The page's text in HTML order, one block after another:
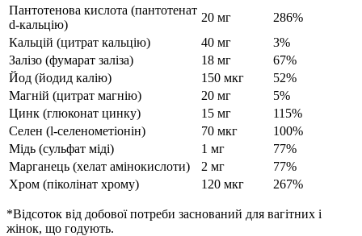
Пантотенова кислота (пантотенат
d-кальцію)
20 мг
286%
Кальцій (цитрат кальцію)
40 мг
3%
Залізо (фумарат заліза)
18 мг
67%
Йод (йодид калію)
150 мкг
52%
Магній (цитрат магнію)
20 мг
5%
Цинк (глюконат цинку)
15 мг
115%
Селен (l-селенометіонін)
70 мкг
100%
Мідь (сульфат міді)
1 мг
77%
Марганець (хелат амінокислоти)
2 мг
77%
Хром (піколінат хрому)
120 мкг 267%
*Відсоток від добової потреби заснований для вагітних і
жінок, що годують.